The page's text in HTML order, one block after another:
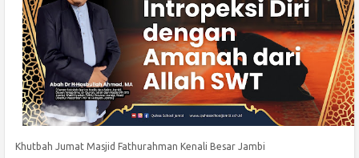
Khutbah Jumat Masjid Fathurahman Kenali Besar Jambi